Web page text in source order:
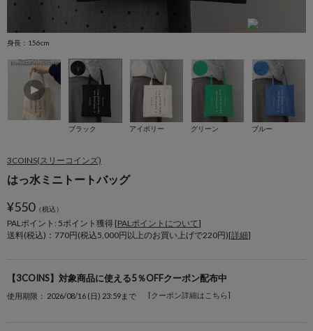
身長：156cm
ブラック アイボリー グリーン ブルー
3COINS(スリーコインズ)
はっ水ミニトートバッグ
¥550（税込）
PALポイント: 5ポイント獲得 [PALポイントについて]
送料(税込)：770円(税込5,000円以上のお買い上げで220円)[詳細]
【3COINS】対象商品に使える5％OFFクーポン配布中
使用期限： 2026/08/16 (日) 23:59まで [クーポン詳細はこちら]